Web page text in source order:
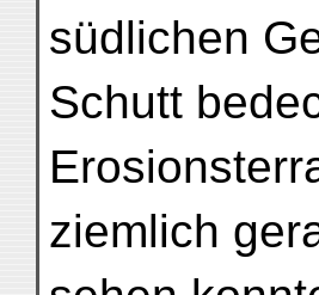
südlichen
Schutt
ziemlich